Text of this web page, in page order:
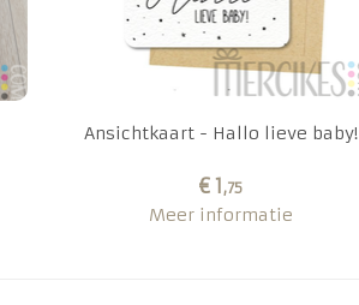
Ansichtkaart - Hallo lieve baby!
€ 1,75
Meer informatie